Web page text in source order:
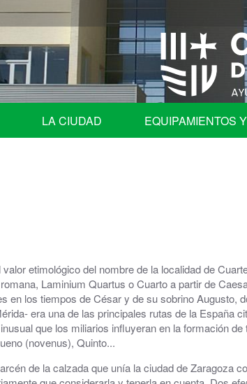
HORA -
Local
Asesora | Comisión de Cuentas
de la corporación en órganos colegiados.
LA CIUDAD
Agenda
EQUIPAMIENTOS
Centro de
Cementerio
Consultorio
CUARTOCIO ·
etimológico del nombre de la localidad de
Laminium Quartus o Cuarto a partir de
en los tiempos de César y de su sobrino
era una de las principales rutas de la España
que los miliarios influyeran en la formación
(novenus), Quinto...
de la calzada que unía la ciudad de Zaragoza